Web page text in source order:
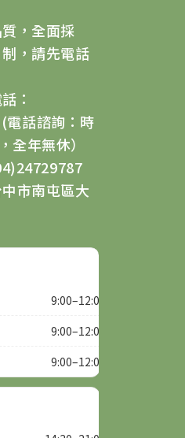
，全面採
制，請先電話
：
電話諮詢：時
全年無休）
市南屯區大
9:00–12:00
9:00–12:00
9:00–12:00